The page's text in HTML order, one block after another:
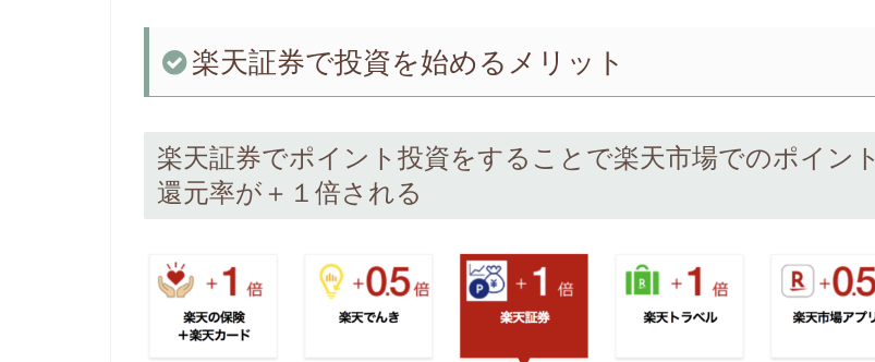
楽天証券で投資を始めるメリット
楽天証券でポイント投資をすることで楽天市場でのポイント
還元率が＋１倍される